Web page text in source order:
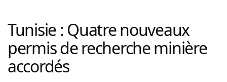
Tunisie : Quatre nouveaux
permis de recherche minière
accordés